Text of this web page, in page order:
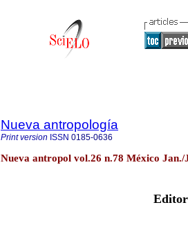
Nueva antropología
Print version ISSN 0185-0636
Nueva antropol vol.26 n.78 México Jan./